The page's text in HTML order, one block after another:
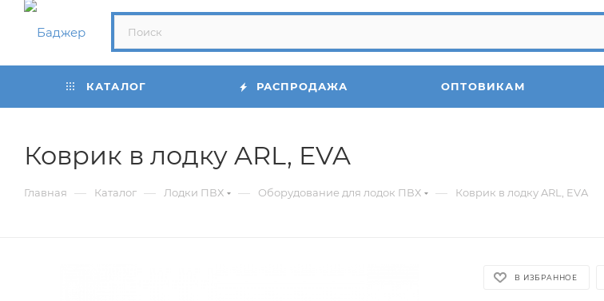
КАТАЛОГ РАСПРОДАЖА ОПТОВИКАМ
Коврик в лодку ARL, EVA
Главная — Каталог — Лодки ПВХ — Оборудование для лодок ПВХ — Коврик в лодку ARL, EVA
В ИЗБРАННОЕ